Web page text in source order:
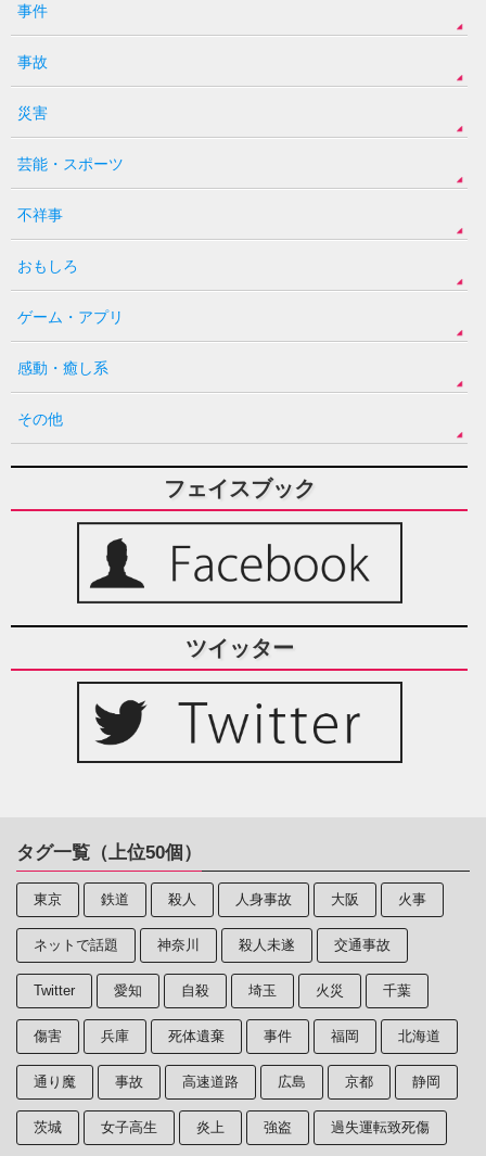
事件
事故
災害
芸能・スポーツ
不祥事
おもしろ
ゲーム・アプリ
感動・癒し系
その他
フェイスブック
ツイッター
タグ一覧（上位50個）
東京 鉄道 殺人 人身事故 大阪 火事
ネットで話題 神奈川 殺人未遂 交通事故
Twitter 愛知 自殺 埼玉 火災 千葉
傷害 兵庫 死体遺棄 事件 福岡 北海道
通り魔 事故 高速道路 広島 京都 静岡
茨城 女子高生 炎上 強盗 過失運転致死傷